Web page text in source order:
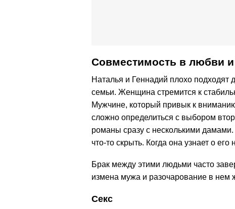
Совместимость в любви и
Наталья и Геннадий плохо подходят
семьи. Женщина стремится к
Мужчине, который привык к
сложно определиться с выбором
романы сразу с несколькими
что-то скрыть. Когда она узнает о
Брак между этими людьми часто
измена мужа и разочарование в нем
Секс